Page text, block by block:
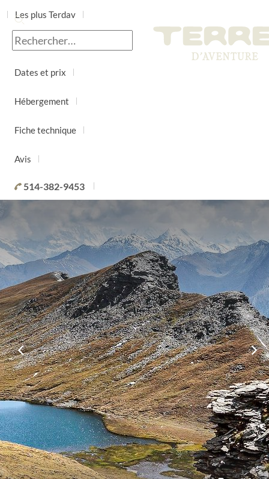
Les plus Terdav
Jour par jour
Dates et prix
Hébergement
Fiche technique
Avis
514-382-9453